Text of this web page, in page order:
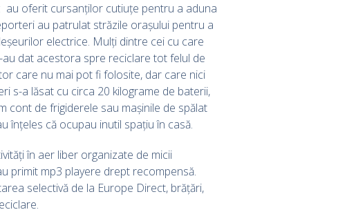
au oferit cursanților cutiuțe pentru a aduna
au patrulat străzile orașului pentru a
electrice. Mulți dintre cei cu care
dat acestora spre reciclare tot felul de
care nu mai pot fi folosite, dar care nici
s-a lăsat cu circa 20 kilograme de baterii,
cont de frigiderele sau mașinile de spălat
înțeles că ocupau inutil spațiu în casă.
în aer liber organizate de micii
primit mp3 playere drept recompensă.
selectivă de la Europe Direct, brățări,